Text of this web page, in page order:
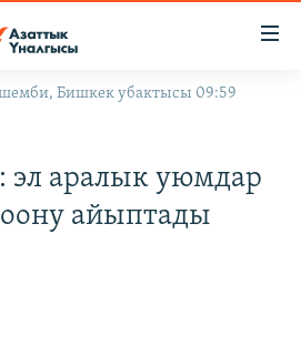
Бишкек убактысы 09:59
эл аралык уюмдар
айыптады